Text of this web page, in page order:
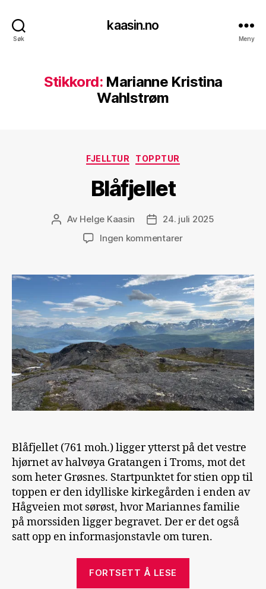
Søk
kaasin.no
Meny
Stikkord: Marianne Kristina
Wahlstrøm
Kategorier
FJELLTUR TOPPTUR
Blåfjellet
Innleggsforfatter
Av Helge Kaasin Publiseringsdato
24. juli 2025
Ingen kommentarertil
Blåfjellet (761 moh.) ligger ytterst på det vestre
hjørnet av halvøya Gratangen i Troms, mot det
som heter Grøsnes. Startpunktet for stien opp til
toppen er den idylliske kirkegården i enden av
Hågveien mot sørøst, hvor Mariannes familie
på morssiden ligger begravet. Der er det også
satt opp en informasjonstavle om turen.
FORTSETT Å LESE